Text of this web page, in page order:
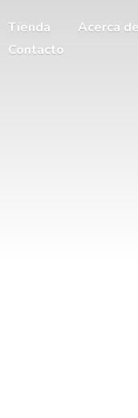
Tienda Acerca de
Contacto